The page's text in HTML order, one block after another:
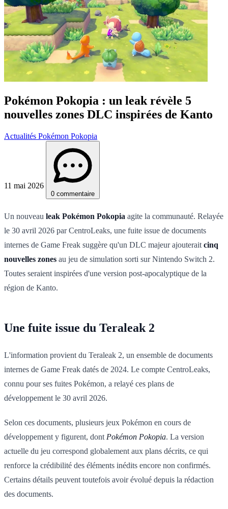
Pokémon Pokopia : un leak révèle 5
nouvelles zones DLC inspirées de Kanto
Actualités Pokémon Pokopia
11 mai 2026
0 commentaire
Un nouveau leak Pokémon Pokopia agite la communauté. Relayée
le 30 avril 2026 par CentroLeaks, une fuite issue de documents
internes de Game Freak suggère qu'un DLC majeur ajouterait cinq
nouvelles zones au jeu de simulation sorti sur Nintendo Switch 2.
Toutes seraient inspirées d'une version post-apocalyptique de la
région de Kanto.
Une fuite issue du Teraleak 2
L'information provient du Teraleak 2, un ensemble de documents
internes de Game Freak datés de 2024. Le compte CentroLeaks,
connu pour ses fuites Pokémon, a relayé ces plans de
développement le 30 avril 2026.
Selon ces documents, plusieurs jeux Pokémon en cours de
développement y figurent, dont Pokémon Pokopia. La version
actuelle du jeu correspond globalement aux plans décrits, ce qui
renforce la crédibilité des éléments inédits encore non confirmés.
Certains détails peuvent toutefois avoir évolué depuis la rédaction
des documents.